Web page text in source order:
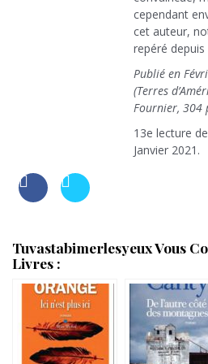
cependant
cet auteur,
repéré
Publié en
(Terres
Fournier, 304
13e lecture
Janvier 2021.
Tuvastabimerlesyeux Vous
Livres :